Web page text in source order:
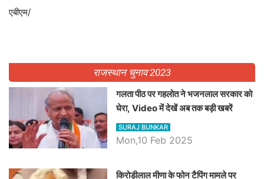
एबीएम/
राजस्थान चुनाव 2023
गलता पीठ पर गहलोत ने भजनलाल सरकार को
घेरा, Video में देखें अब तक बड़ी खबरें
SURAJ BUNKAR
Mon,10 Feb 2025
किरोड़ीलाल मीणा के फोन टैपिंग मामले पर